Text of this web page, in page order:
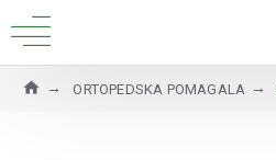
ORTOPEDSKA POMAGALA